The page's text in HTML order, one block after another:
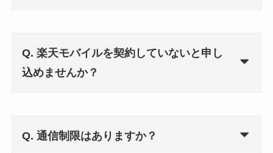
Q. 楽天モバイルを契約していないと申し
込めませんか？
Q. 通信制限はありますか？